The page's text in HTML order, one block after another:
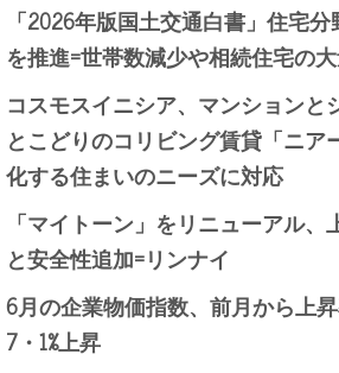
「2026年版国土交通白書」住宅
を推進=世帯数減少や相続住宅の
コスモスイニシア、マンションと
とこどりのコリビング賃貸「ニア
化する住まいのニーズに対応
「マイトーン」をリニューアル
と安全性追加=リンナイ
6月の企業物価指数、前月から上
7・1%上昇